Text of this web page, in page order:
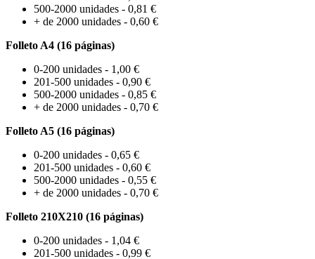
500-2000 unidades - 0,81 €
+ de 2000 unidades - 0,60 €
Folleto A4 (16 páginas)
0-200 unidades - 1,00 €
201-500 unidades - 0,90 €
500-2000 unidades - 0,85 €
+ de 2000 unidades - 0,70 €
Folleto A5 (16 páginas)
0-200 unidades - 0,65 €
201-500 unidades - 0,60 €
500-2000 unidades - 0,55 €
+ de 2000 unidades - 0,70 €
Folleto 210X210 (16 páginas)
0-200 unidades - 1,04 €
201-500 unidades - 0,99 €